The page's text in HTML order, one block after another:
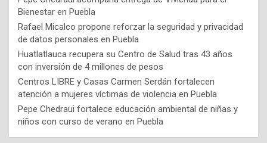
Bienestar en Puebla
Rafael Micalco propone reforzar la seguridad y privacidad
de datos personales en Puebla
Huatlatlauca recupera su Centro de Salud tras 43 años
con inversión de 4 millones de pesos
Centros LIBRE y Casas Carmen Serdán fortalecen
atención a mujeres víctimas de violencia en Puebla
Pepe Chedraui fortalece educación ambiental de niñas y
niños con curso de verano en Puebla